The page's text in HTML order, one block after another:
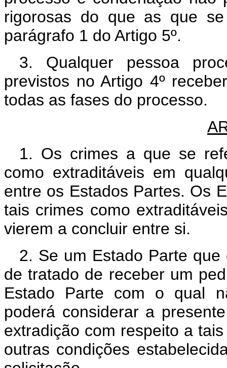
rigorosas do que as que
parágrafo 1 do Artigo 5º.
3. Qualquer pessoa
previstos no Artigo 4º
todas as fases do processo.
1. Os crimes a que se
como extraditáveis em
entre os Estados Partes. Os
tais crimes como
vierem a concluir entre si.
2. Se um Estado Parte
de tratado de receber um
Estado Parte com o qual
poderá considerar a
extradição com respeito a
outras condições